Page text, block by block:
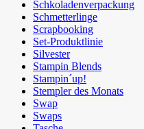
Schkoladenverpackung
Schmetterlinge
Scrapbooking
Set-Produktlinie
Silvester
Stampin Blends
Stampin´up!
Stempler des Monats
Swap
Swaps